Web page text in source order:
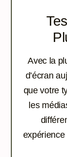
Avec la
d’écran
que votre
les